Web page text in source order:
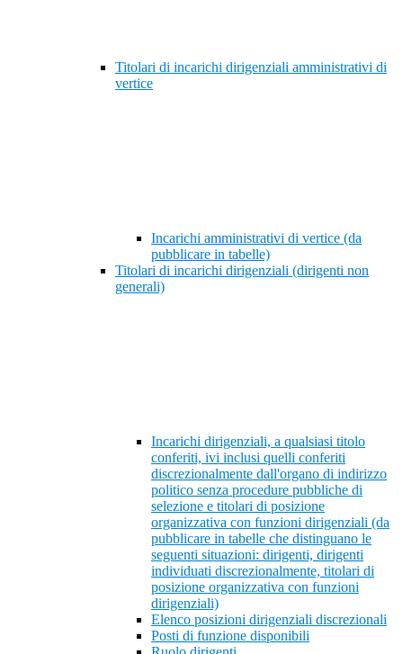
Titolari di incarichi dirigenziali amministrativi di
vertice
Incarichi amministrativi di vertice (da
pubblicare in tabelle)
Titolari di incarichi dirigenziali (dirigenti non
generali)
Incarichi dirigenziali, a qualsiasi titolo
conferiti, ivi inclusi quelli conferiti
discrezionalmente dall'organo di indirizzo
politico senza procedure pubbliche di
selezione e titolari di posizione
organizzativa con funzioni dirigenziali (da
pubblicare in tabelle che distinguano le
seguenti situazioni: dirigenti, dirigenti
individuati discrezionalmente, titolari di
posizione organizzativa con funzioni
dirigenziali)
Elenco posizioni dirigenziali discrezionali
Posti di funzione disponibili